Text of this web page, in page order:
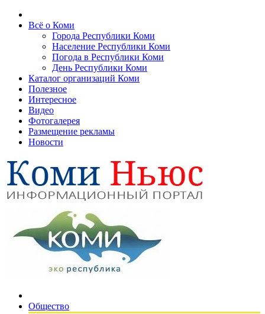
Всё о Коми
Города Республики Коми
Население Республики Коми
Погода в Республики Коми
День Республики Коми
Каталог организаций Коми
Полезное
Интересное
Видео
Фотогалерея
Размещение рекламы
Новости
Общество